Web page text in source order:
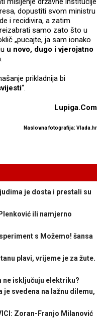
dopustiti svom ministru
i recidivira, a zatim
samo zato što u
„pucajte, ja sam ionako
u novo, dugo i vjerojatno
.
prikladnija bi
“.
Lupiga.Com
Naslovna fotografija: Vlada.hr
je dosta i prestali su
ili namjerno
s Možemo! šansa
plavi, vrijeme je za žute.
ne isključuju elektriku?
je svedena na lažnu dilemu,
Zoran-Franjo Milanović